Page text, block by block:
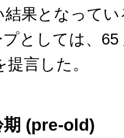
果となってい
としては、65
言した。
期 (pre-old)